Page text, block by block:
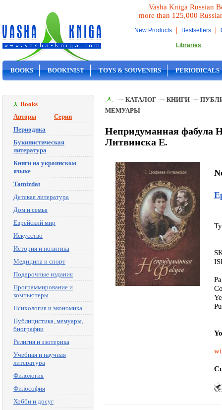
Vasha Kniga Russian
more than 125,000
New Products | Bestsellers |
Libraries
BOOKS BOOKINIST TOYS & SOUVENIRS PERIODICALS
Books
Авторы
Серии
Периодика
Букинистическая
литература
Книги на украинском
языке
Tamizdat
Детская литература
Дом и семья
Еврейский мир
Искусство
История и политика
Медицина и спорт
Подарочные издания
Программирование и
компьютеры
Психология и экономика
Публицистика, мемуары,
биографии
Религия и эзотерика
Учебная и научная
литература
Филология
Философия
Хобби и досуг
КАТАЛОГ КНИГИ
МЕМУАРЫ
Непридуманная фабула
Литвинска Е.